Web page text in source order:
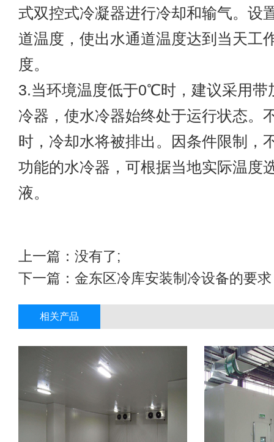
式双控式冷凝器进行冷却和输气。设
道温度，使出水通道温度达到当天工
度。
3.当环境温度低于0℃时，建议采用带
冷器，使水冷器始终处于运行状态。
时，冷却水将被排出。因条件限制，
功能的水冷器，可根据当地实际温度
液。
上一篇：没有了;
下一篇： 金东区冷库安装制冷设备的要求
相关产品